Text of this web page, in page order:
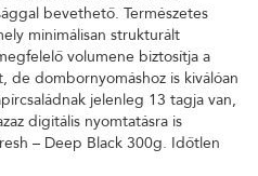
bevethető. Természetes
minimálisan strukturált
volumene biztosítja a
dombornyomáshoz is kiválóan
jelenleg 13 tagja van,
digitális nyomtatásra is
– Deep Black 300g. Időtlen